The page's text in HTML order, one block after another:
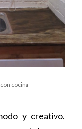
cocina
y creativo.